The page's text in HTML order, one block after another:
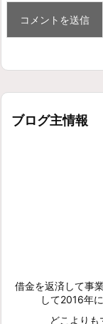
ブログ主情報
借金を返済して事
して2016年
どこよりも